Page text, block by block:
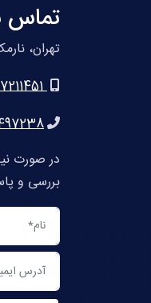
تماس
تهران،
09127211451
در صورت
بررسی و